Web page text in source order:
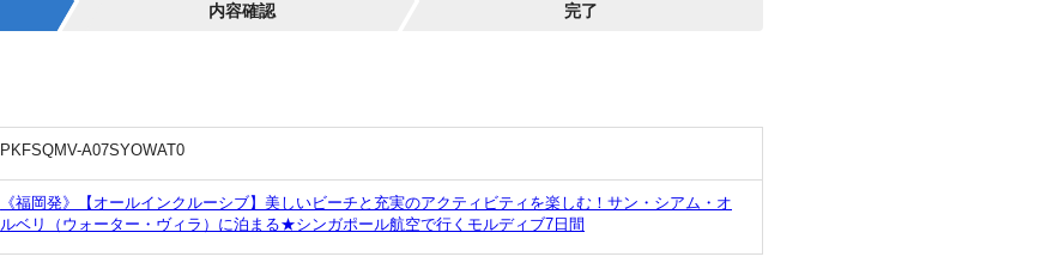
内容確認 完了
PKFSQMV-A07SYOWAT0
《福岡発》【オールインクルーシブ】美しいビーチと充実のアクティビティを楽しむ！サン・シアム・オ
ルベリ（ウォーター・ヴィラ）に泊まる★シンガポール航空で行くモルディブ7日間